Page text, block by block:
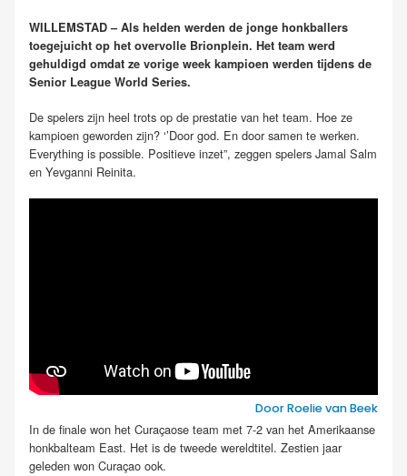
WILLEMSTAD – Als helden werden de jonge honkballers
toegejuicht op het overvolle Brionplein. Het team werd
gehuldigd omdat ze vorige week kampioen werden tijdens de
Senior League World Series.
De spelers zijn heel trots op de prestatie van het team. Hoe ze
kampioen geworden zijn? ‘’Door god. En door samen te werken.
Everything is possible. Positieve inzet”, zeggen spelers Jamal Salm
en Yevganni Reinita.
Door Roelie van Beek
In de finale won het Curaçaose team met 7-2 van het Amerikaanse
honkbalteam East. Het is de tweede wereldtitel. Zestien jaar
geleden won Curaçao ook.